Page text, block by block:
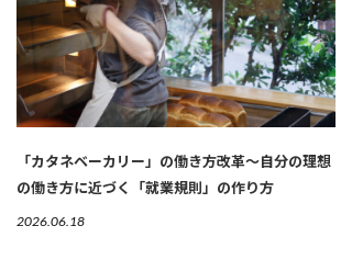
「カタネベーカリー」の働き方改革～自分の理想
の働き方に近づく「就業規則」の作り方
2026.06.18